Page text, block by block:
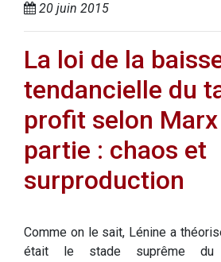
20 juin 2015
La loi de la
tendancielle du
profit selon
partie : chaos et
surproduction
Comme on le sait, Lénine a
était le stade suprême du